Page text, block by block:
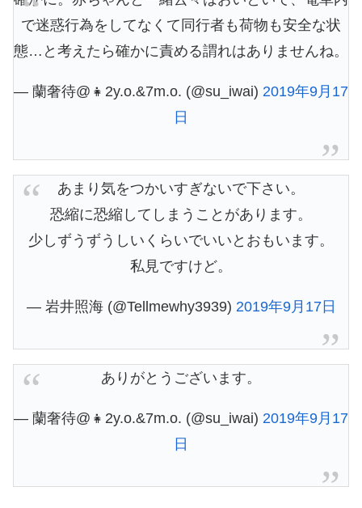
で迷惑行為をしてなくて同行者も荷物も安全な状
態…と考えたら確かに責める謂れはありませんね。
— 蘭奢待@👧2y.o.&7m.o. (@su_iwai) 2019年9月17
日
あまり気をつかいすぎないで下さい。
恐縮に恐縮してしまうことがあります。
少しずうずうしいくらいでいいとおもいます。
私見ですけど。
— 岩井照海 (@Tellmewhy3939) 2019年9月17日
ありがとうございます。
— 蘭奢待@👧2y.o.&7m.o. (@su_iwai) 2019年9月17
日